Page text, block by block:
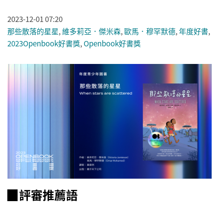
2023-12-01 07:20
那些散落的星星,維多莉亞．傑米森,歐馬．穆罕默德,年度好書,
2023Openbook好書獎,Openbook好書獎
▉評審推薦語